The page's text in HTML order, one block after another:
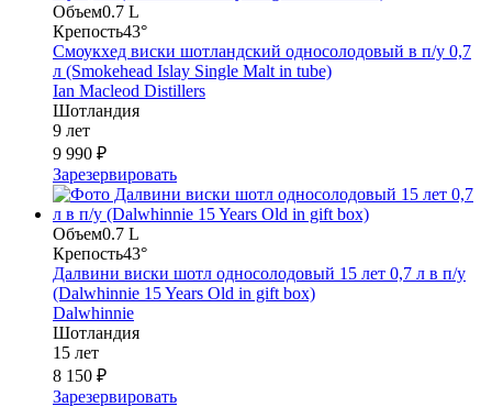
Объем0.7 L
Крепость43°
Смоукхед виски шотландский односолодовый в п/у 0,7
л (Smokehead Islay Single Malt in tube)
Ian Macleod Distillers
Шотландия
9 лет
9 990 ₽
Зарезервировать
Объем0.7 L
Крепость43°
Далвини виски шотл односолодовый 15 лет 0,7 л в п/у
(Dalwhinnie 15 Years Old in gift box)
Dalwhinnie
Шотландия
15 лет
8 150 ₽
Зарезервировать